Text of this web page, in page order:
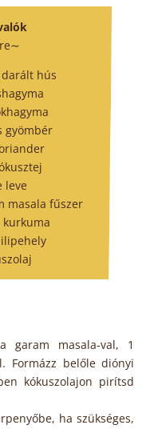
hús
gyömbér
leve
masala fűszer
kurkuma
masala-val, 1
Formázz belőle diónyi
kókuszolajon pirítsd
ha szükséges,